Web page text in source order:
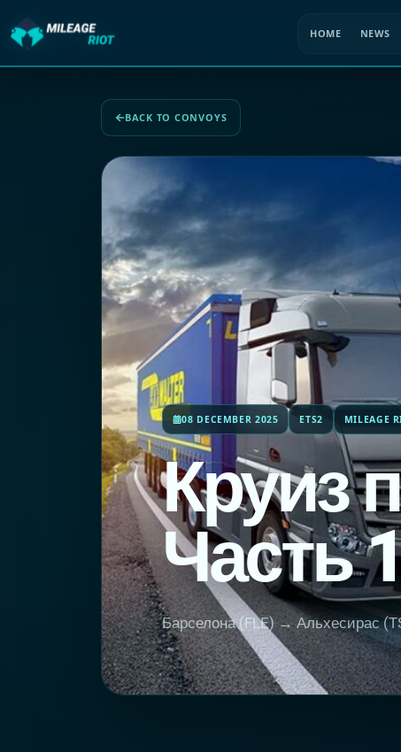
BACK TO CONVOYS
08 DECEMBER 2025 ETS2 MILEAGE
Круиз
Часть
Барселона (FLE) → Альхесирас
HOME NEWS